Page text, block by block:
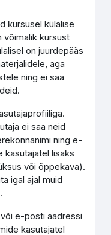
kursusel külalise
võimalik kursust
on juurdepääs
aga
ning ei saa
ei saa neid
ning e-
kasutajatel lisaks
või õppekava).
igal ajal muid
e-posti aadressi
kasutajatel